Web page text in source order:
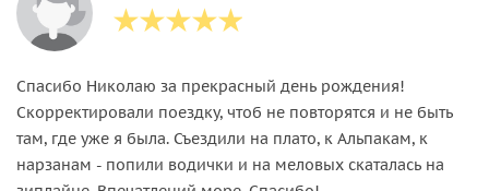
Спасибо Николаю за прекрасный день рождения!
Скорректировали поездку, чтоб не повторятся и не быть
там, где уже я была. Съездили на плато, к Альпакам, к
нарзанам - попили водички и на меловых скаталась на